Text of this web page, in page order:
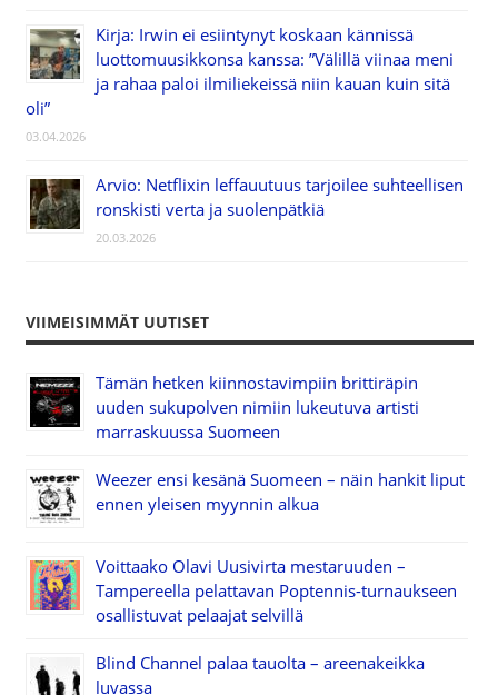
Kirja: Irwin ei esiintynyt koskaan kännissä
luottomuusikkonsa kanssa: ”Välillä viinaa meni
ja rahaa paloi ilmiliekeissä niin kauan kuin sitä
oli”
03.04.2026
Arvio: Netflixin leffauutuus tarjoilee suhteellisen
ronskisti verta ja suolenpätkiä
20.03.2026
VIIMEISIMMÄT UUTISET
Tämän hetken kiinnostavimpiin brittiräpin
uuden sukupolven nimiin lukeutuva artisti
marraskuussa Suomeen
Weezer ensi kesänä Suomeen – näin hankit liput
ennen yleisen myynnin alkua
Voittaako Olavi Uusivirta mestaruuden –
Tampereella pelattavan Poptennis-turnaukseen
osallistuvat pelaajat selvillä
Blind Channel palaa tauolta – areenakeikka
luvassa